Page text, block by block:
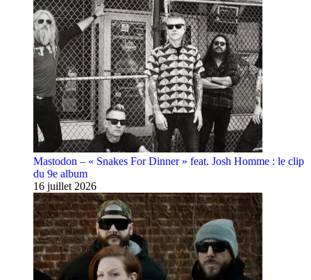
Mastodon – « Snakes For Dinner » feat. Josh Homme : le clip
du 9e album
16 juillet 2026